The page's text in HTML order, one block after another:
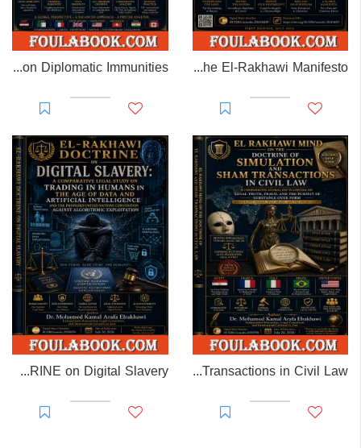
Prisoner of Perception: The El-Rakhawi Manifesto
EL-RAKHAWI MONOGRAPH on Diplomatic Immunities
EL RAKHAWI MIND on the Doctrine of Simulation and Sham Transactions in Civil Law
EL-RAKHAWI DOCTRINE on Digital Slavery